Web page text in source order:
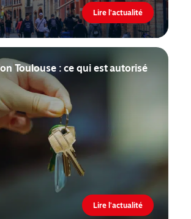
Lire l'actualité
Toulouse : ce qui est autorisé
Lire l'actualité